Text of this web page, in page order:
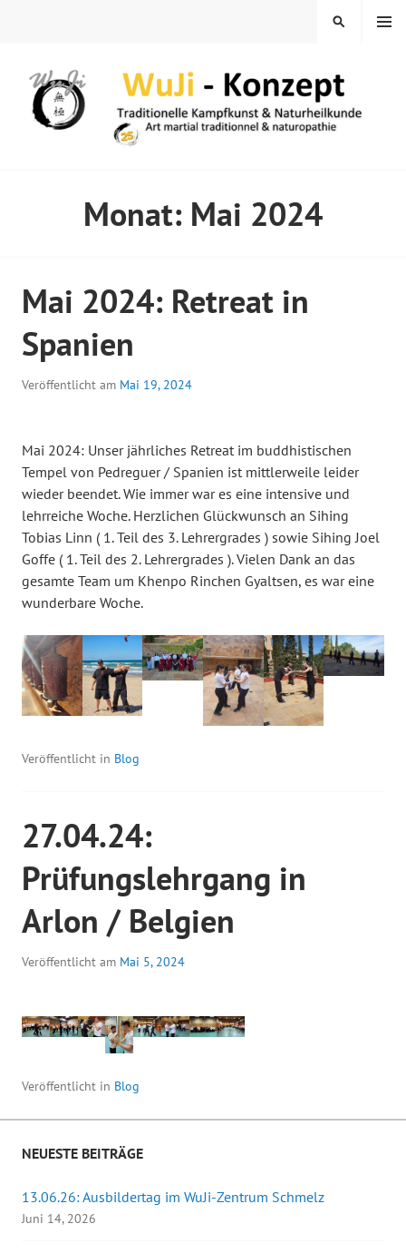
MENÜ
SUCHEN
Monat: Mai 2024
Mai 2024: Retreat in
Spanien
Veröffentlicht am Mai 19, 2024
Mai 2024: Unser jährliches Retreat im buddhistischen
Tempel von Pedreguer / Spanien ist mittlerweile leider
wieder beendet. Wie immer war es eine intensive und
lehrreiche Woche. Herzlichen Glückwunsch an Sihing
Tobias Linn ( 1. Teil des 3. Lehrergrades ) sowie Sihing Joel
Goffe ( 1. Teil des 2. Lehrergrades ). Vielen Dank an das
gesamte Team um Khenpo Rinchen Gyaltsen, es war eine
wunderbare Woche.
Veröffentlicht in Blog
27.04.24:
Prüfungslehrgang in
Arlon / Belgien
Veröffentlicht am Mai 5, 2024
Veröffentlicht in Blog
NEUESTE BEITRÄGE
13.06.26: Ausbildertag im WuJi-Zentrum Schmelz
Juni 14, 2026